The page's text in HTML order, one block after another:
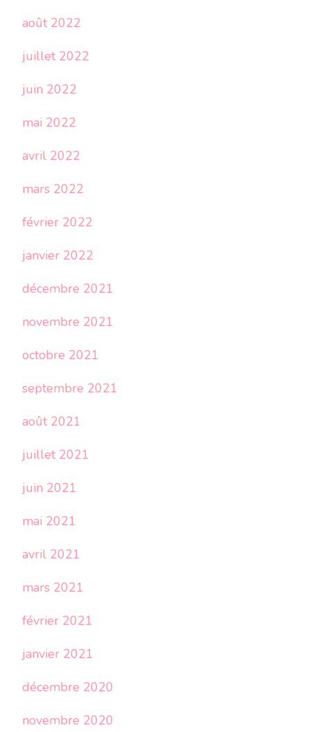
août 2022
juillet 2022
juin 2022
mai 2022
avril 2022
mars 2022
février 2022
janvier 2022
décembre 2021
novembre 2021
octobre 2021
septembre 2021
août 2021
juillet 2021
juin 2021
mai 2021
avril 2021
mars 2021
février 2021
janvier 2021
décembre 2020
novembre 2020